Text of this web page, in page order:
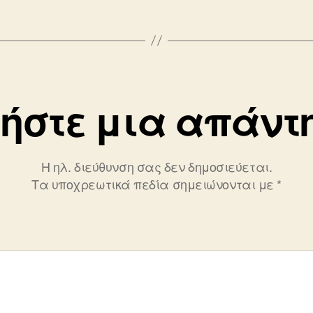
μια
Η ηλ. διεύθυνση σας δεν δημοσιεύεται.
Τα υποχρεωτικά πεδία σημειώνονται με *